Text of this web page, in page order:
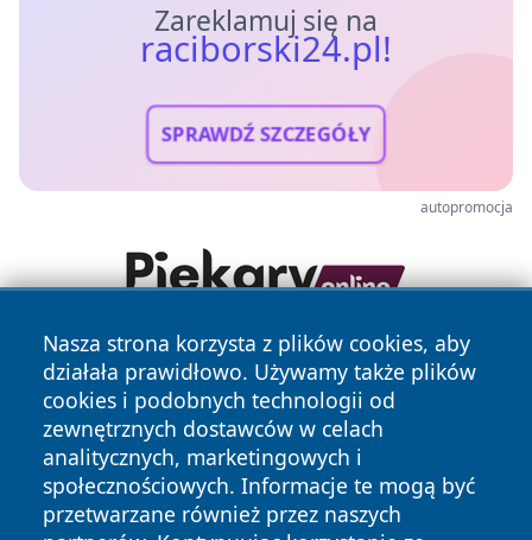
Zareklamuj się na
raciborski24.pl!
SPRAWDŹ SZCZEGÓŁY
autopromocja
Nasza strona korzysta z plików cookies, aby
działała prawidłowo. Używamy także plików
cookies i podobnych technologii od
zewnętrznych dostawców w celach
analitycznych, marketingowych i
społecznościowych. Informacje te mogą być
przetwarzane również przez naszych
Copyright © 2026 raciborski24.pl Wszystkie prawa
zastrzeżone.